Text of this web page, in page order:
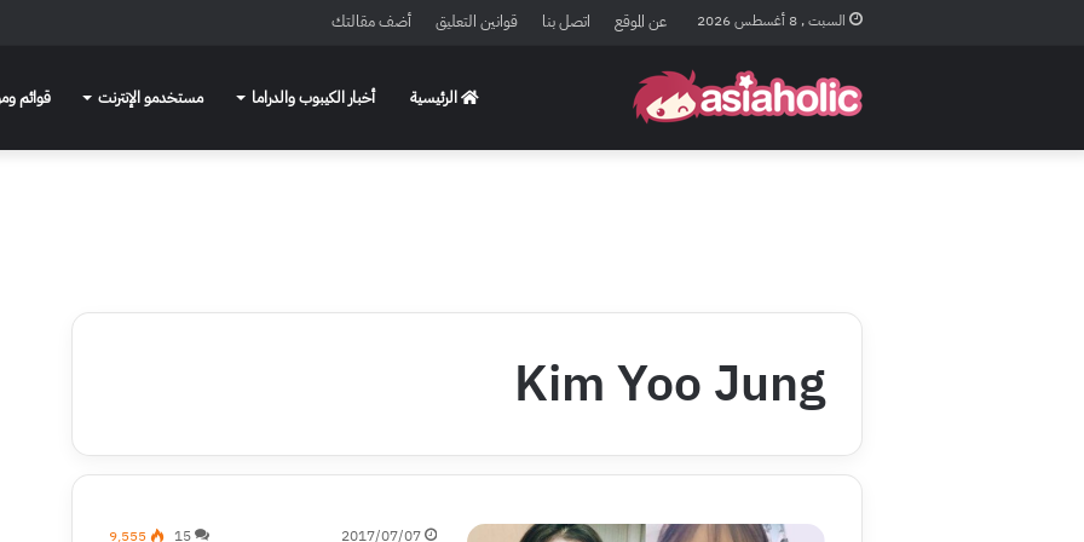
السبت , 8 أغسطس 2026 عن الموقع اتصل بنا قوانين التعليق أضف مقالتك
الرئيسية أخبار الكيبوب والدراما مستخدمو الإنترنت قوائم
Kim Yoo Jung
2017/07/07
15 9٬555